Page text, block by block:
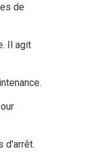
de
Il agit
d'arrêt.